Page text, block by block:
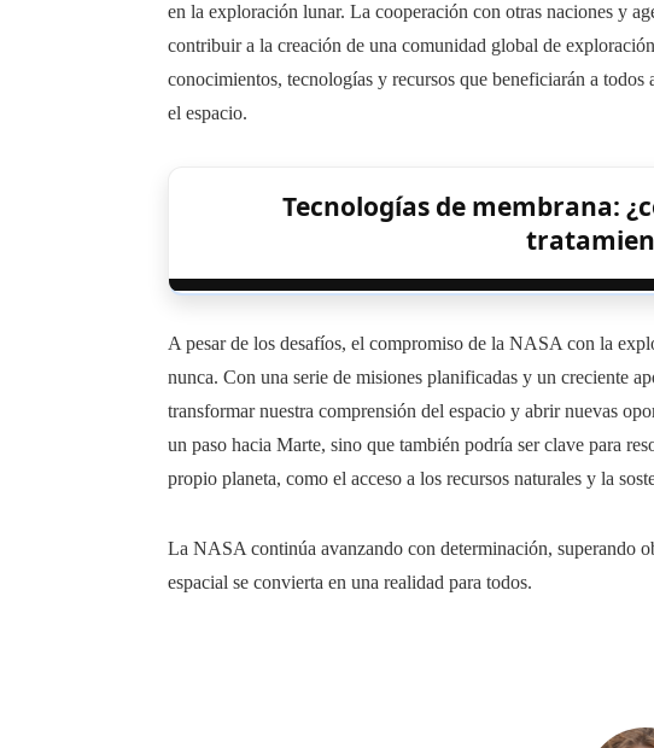
en la exploración lunar. La cooperación con otras naciones y
contribuir a la creación de una comunidad global de
conocimientos, tecnologías y recursos que beneficiarán a
el espacio.
Tecnologías de membrana:
A pesar de los desafíos, el compromiso de la NASA con la
nunca. Con una serie de misiones planificadas y un creciente
transformar nuestra comprensión del espacio y abrir nuevas
un paso hacia Marte, sino que también podría ser clave para
propio planeta, como el acceso a los recursos naturales y la
La NASA continúa avanzando con determinación, superando
espacial se convierta en una realidad para todos.